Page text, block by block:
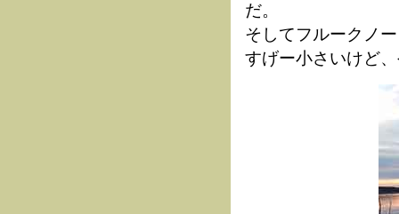
だ。
そしてフルークノ
すげー小さいけど